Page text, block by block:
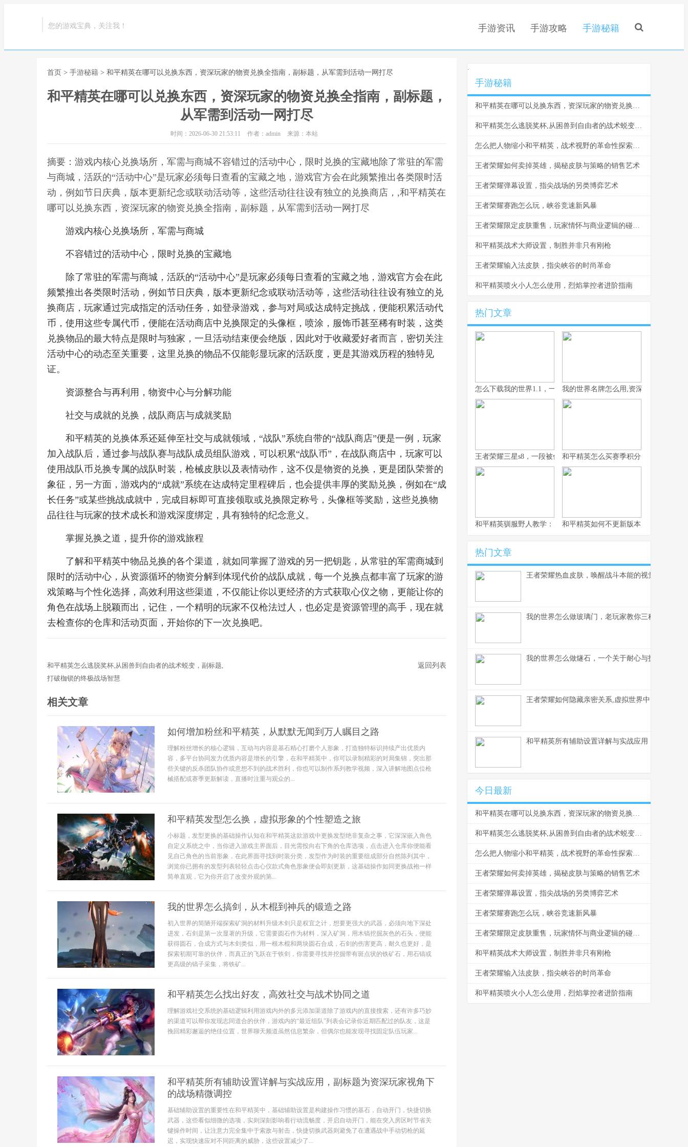
您的游戏宝典，关注我！ 手游资讯 手游攻略 手游秘籍
首页 > 手游秘籍 > 和平精英在哪可以兑换东西，资深玩家的物资兑换全指南，副标题，从军需到活动一网打尽
和平精英在哪可以兑换东西，资深玩家的物资兑换全指南，副标题，
从军需到活动一网打尽
时间：2026-06-30 21:53:11 作者：admin 来源：本站
摘要：游戏内核心兑换场所，军需与商城不容错过的活动中心，限时兑换的宝藏地除了常驻的军需
与商城，活跃的“活动中心”是玩家必须每日查看的宝藏之地，游戏官方会在此频繁推出各类限时活
动，例如节日庆典，版本更新纪念或联动活动等，这些活动往往设有独立的兑换商店，,和平精英在
哪可以兑换东西，资深玩家的物资兑换全指南，副标题，从军需到活动一网打尽
游戏内核心兑换场所，军需与商城
不容错过的活动中心，限时兑换的宝藏地
除了常驻的军需与商城，活跃的“活动中心”是玩家必须每日查看的宝藏之地，游戏官方会在此
频繁推出各类限时活动，例如节日庆典，版本更新纪念或联动活动等，这些活动往往设有独立的兑
换商店，玩家通过完成指定的活动任务，如登录游戏，参与对局或达成特定挑战，便能积累活动代
币，使用这些专属代币，便能在活动商店中兑换限定的头像框，喷涂，服饰币甚至稀有时装，这类
兑换物品的最大特点是限时与独家，一旦活动结束便会绝版，因此对于收藏爱好者而言，密切关注
活动中心的动态至关重要，这里兑换的物品不仅能彰显玩家的活跃度，更是其游戏历程的独特见
证。
资源整合与再利用，物资中心与分解功能
社交与成就的兑换，战队商店与成就奖励
和平精英的兑换体系还延伸至社交与成就领域，“战队”系统自带的“战队商店”便是一例，玩家
加入战队后，通过参与战队赛与战队成员组队游戏，可以积累“战队币”，在战队商店中，玩家可以
使用战队币兑换专属的战队时装，枪械皮肤以及表情动作，这不仅是物资的兑换，更是团队荣誉的
象征，另一方面，游戏内的“成就”系统在达成特定里程碑后，也会提供丰厚的奖励兑换，例如在“成
长任务”或某些挑战成就中，完成目标即可直接领取或兑换限定称号，头像框等奖励，这些兑换物
品往往与玩家的技术成长和游戏深度绑定，具有独特的纪念意义。
掌握兑换之道，提升你的游戏旅程
了解和平精英中物品兑换的各个渠道，就如同掌握了游戏的另一把钥匙，从常驻的军需商城到
限时的活动中心，从资源循环的物资分解到体现代价的战队成就，每一个兑换点都丰富了玩家的游
戏策略与个性化选择，高效利用这些渠道，不仅能让你以更经济的方式获取心仪之物，更能让你的
角色在战场上脱颖而出，记住，一个精明的玩家不仅枪法过人，也必定是资源管理的高手，现在就
去检查你的仓库和活动页面，开始你的下一次兑换吧。
和平精英怎么逃脱奖杯,从困兽到自由者的战术蜕变，副标题,
打破枷锁的终极战场智慧
返回列表
相关文章
如何增加粉丝和平精英，从默默无闻到万人瞩目之路
理解粉丝增长的核心逻辑，互动与内容是基石精心打磨个人形象，打造独特标识持续产出优质内
容，多平台协同发力优质内容是增长的引擎，在和平精英中，你可以录制精彩的对局集锦，突出那
些关键的反杀团队协作或意想不到的战术胜利，你也可以制作系列教学视频，深入讲解地图点位枪
械搭配或赛季更新解读，直播时注重与观众的...
和平精英发型怎么换，虚拟形象的个性塑造之旅
小标题，发型更换的基础操作认知在和平精英这款游戏中更换发型绝非复杂之事，它深深嵌入角色
自定义系统之中，当你进入游戏主界面后，目光需投向右下角的仓库选项，点击进入仓库你便能看
见自己角色的当前形象，在此界面寻找到时装分类，发型作为时装的重要组成部分自然陈列其中，
浏览你已拥有的发型列表轻轻点击心仪款式角色形象便会即刻更新，这基础操作如同更换战袍一样
简单直观，它为你开启了改变外观的第...
我的世界怎么搞剑，从木棍到神兵的锻造之路
初入世界的简陋开端探索矿洞的材料升级木剑只是权宜之计，想要更强大的武器，必须向地下深处
进发，石剑是第一次显著的升级，它需要圆石作为材料，深入矿洞，用木镐挖掘灰色的石头，便能
获得圆石，合成方式与木剑类似，用一根木棍和两块圆石合成，石剑的伤害更高，耐久也更好，是
探索初期可靠的伙伴，而真正的飞跃在于铁剑，你需要寻找并挖掘带有斑点状的铁矿石，用石镐或
更高级的镐子采集，将铁矿...
和平精英怎么找出好友，高效社交与战术协同之道
理解游戏社交系统的基础逻辑利用游戏内外的多元添加渠道除了游戏内的直接搜索，还有许多巧妙
的渠道可以帮你发现志同道合的伙伴，游戏内的“最近组队”列表会记录你近期匹配过的队友，这是
挽回精彩邂逅的绝佳位置，世界聊天频道虽然信息繁杂，但偶尔也能发现寻找固定队伍玩家...
和平精英所有辅助设置详解与实战应用，副标题为资深玩家视角下
的战场精微调控
基础辅助设置的重要性在和平精英中，基础辅助设置是构建操作习惯的基石，自动开门，快捷切换
武器，这些看似细微的选项，实则深刻影响着行动流畅度，开启自动开门，能在突入房区时节省关
键操作时间，让注意力完全集中于索敌与射击，快捷切换武器则避免了在遭遇战中手动切枪的延
迟，实现快速应对不同距离的威胁，这些设置减少了...
.
手游秘籍
和平精英在哪可以兑换东西，资深玩家的物资兑换全指南，副标题，从军需到活动一网打尽
和平精英怎么逃脱奖杯,从困兽到自由者的战术蜕变，副标题,打破枷锁的终极战场智慧
怎么把人物缩小和平精英，战术视野的革命性探索，副标题，微观战场中的宏观胜利之道
王者荣耀如何卖掉英雄，揭秘皮肤与策略的销售艺术
王者荣耀弹幕设置，指尖战场的另类博弈艺术
王者荣耀赛跑怎么玩，峡谷竞速新风暴
王者荣耀限定皮肤重售，玩家情怀与商业逻辑的碰撞，副标题，一场关于拥有与错过的永恒辩论
和平精英战术大师设置，制胜并非只有刚枪
王者荣耀输入法皮肤，指尖峡谷的时尚革命
和平精英喷火小人怎么使用，烈焰掌控者进阶指南
热门文章
怎么下载我的世界1.1，一段复古版本的获取之旅
我的世界名牌怎么用,资深玩家的生存与
王者荣耀三星s8，一段被低估的传奇赛季和平精英怎么买赛季积分，老玩家省钱
和平精英驯服野人教学：从对峙到并肩作战的终极指南，副标题：
和平精英如何不更新版本,一场关于游
热门文章
王者荣耀热血皮肤，唤醒战斗本能的视觉盛宴，副
我的世界怎么做玻璃门，老玩家教你三种实用方案
我的世界怎么做燧石，一个关于耐心与技巧的挖掘
王者荣耀如何隐藏亲密关系,虚拟世界中的情感帷幕
和平精英所有辅助设置详解与实战应用，副标题为
今日最新
和平精英在哪可以兑换东西，资深玩家的物资兑换全指南，副标题，从军需到活动一网打尽
和平精英怎么逃脱奖杯,从困兽到自由者的战术蜕变，副标题,打破枷锁的终极战场智慧
怎么把人物缩小和平精英，战术视野的革命性探索，副标题，微观战场中的宏观胜利之道
王者荣耀如何卖掉英雄，揭秘皮肤与策略的销售艺术
王者荣耀弹幕设置，指尖战场的另类博弈艺术
王者荣耀赛跑怎么玩，峡谷竞速新风暴
王者荣耀限定皮肤重售，玩家情怀与商业逻辑的碰撞，副标题，一场关于拥有与错过的永恒辩论
和平精英战术大师设置，制胜并非只有刚枪
王者荣耀输入法皮肤，指尖峡谷的时尚革命
和平精英喷火小人怎么使用，烈焰掌控者进阶指南